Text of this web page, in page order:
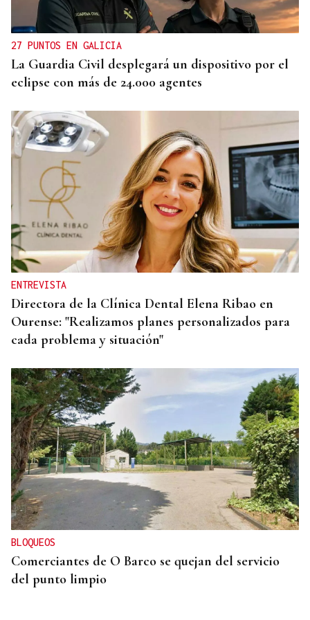
entrada a las termas de Outariz
27 PUNTOS EN GALICIA
La Guardia Civil desplegará un dispositivo por el
eclipse con más de 24.000 agentes
ENTREVISTA
Directora de la Clínica Dental Elena Ribao en
Ourense: "Realizamos planes personalizados para
cada problema y situación"
BLOQUEOS
Comerciantes de O Barco se quejan del servicio
del punto limpio